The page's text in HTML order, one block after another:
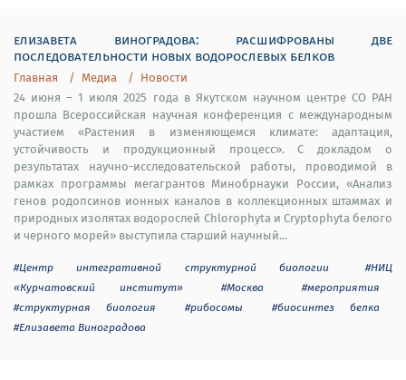
елизавета виноградова: расшифрованы две
последовательности новых водорослевых белков
Главная Медиа
Новости
24 июня – 1 июля 2025 года в Якутском научном центре СО РАН
прошла Всероссийская научная конференция с международным
участием «Растения в изменяющемся климате: адаптация,
устойчивость и продукционный процесс». С докладом о
результатах научно-исследовательской работы, проводимой в
рамках программы мегагрантов Минобрнауки России, «Анализ
генов родопсинов ионных каналов в коллекционных штаммах и
природных изолятах водорослей Chlorophyta и Cryptophyta белого
и черного морей» выступила старший научный...
#Центр интегративной структурной биологии
#НИЦ
«Курчатовский институт»
#Москва
#мероприятия
#структурная биология
#рибосомы
#биосинтез белка
#Елизавета Виноградова